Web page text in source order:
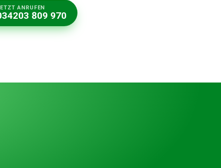
ANRUFEN
809 970